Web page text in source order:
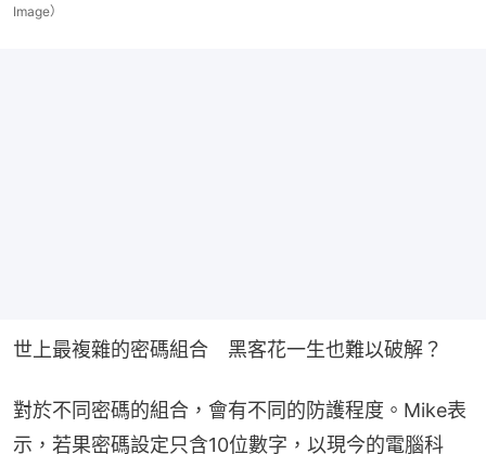
Image）
世上最複雜的密碼組合　黑客花一生也難以破解？
對於不同密碼的組合，會有不同的防護程度。Mike表
示，若果密碼設定只含10位數字，以現今的電腦科